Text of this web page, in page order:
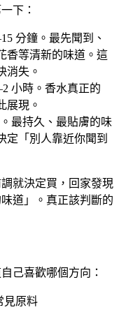
下：
分鐘。最先聞到、
香等清新的味道。這
消失。
小時。香水真正的
展現。
。最持久、最貼膚的味
定「別人靠近你聞到
就決定買，回家發現
道」。 真正該判斷的
己喜歡哪個方向：
見原料